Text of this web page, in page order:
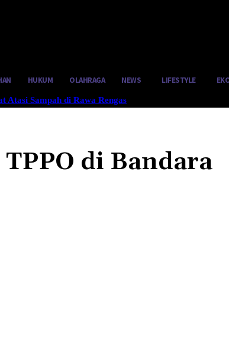
HUKUM OLAHRAGA NEWS LIFESTYLE
Atasi Sampah di Rawa Rengas
di Bandara